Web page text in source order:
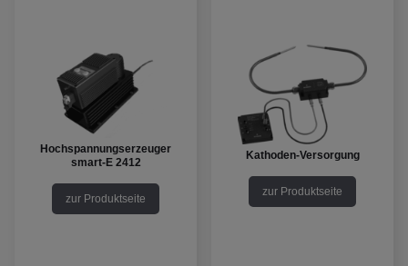
Hochspannungserzeuger
smart-E 2412
zur Produktseite
Kathoden-Versorgung
zur Produktseite